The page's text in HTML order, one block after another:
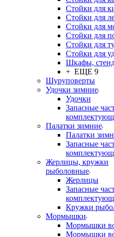
Стойки для
Стойки для
Стойки для
Стойки для
Стойки для
Стойки для
Шкафы,
+ ЕЩЕ 9
Шуруповерты
Удочки зимние
Удочки
Запасные
Палатки зимние
Палатки
Запасные
Жерлицы, кружки
рыболовные
Жерлицы
Запасные
Кружки
Мормышки
Мормышки
Мормышки